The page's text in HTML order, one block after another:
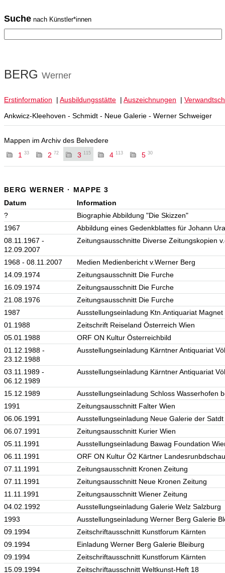
Suche nach Künstler*innen
BERG Werner
Erstinformation | Ausbildungsstätte | Auszeichnungen |
Ankwicz-Kleehoven - Schmidt - Neue Galerie - Werner Schweiger
Mappen im Archiv des Belvedere
1
33 2 72 3 115 4 113 5 30
BERG WERNER · MAPPE 3
Datum
Information
?
Biographie Abbildung "Die Skizzen"
1967
Abbildung eines Gedenkblattes für Johann
08.11.1967 -
12.09.2007
Zeitungsausschnitte Diverse Zeitungskopien
1968 - 08.11.2007
Medien Medienbericht v.Werner Berg
14.09.1974
Zeitungsausschnitt Die Furche
16.09.1974
Zeitungsausschnitt Die Furche
21.08.1976
Zeitungsausschnitt Die Furche
1987
Ausstellungseinladung Ktn.Antiquariat
01.1988
Zeitschrift Reiseland Österreich Wien
05.01.1988
ORF ON Kultur Österreichbild
01.12.1988 -
23.12.1988
Ausstellungseinladung Kärntner Antiquariat
03.11.1989 -
06.12.1989
Ausstellungseinladung Kärntner Antiquariat
15.12.1989
Ausstellungseinladung Schloss Wasserhofen
1991
Zeitungsausschnitt Falter Wien
06.06.1991
Ausstellungseinladung Neue Galerie der Satdt
06.07.1991
Zeitungsausschnitt Kurier Wien
05.11.1991
Ausstellungseinladung Bawag Foundation
06.11.1991
ORF ON Kultur Ö2 Kärtner
07.11.1991
Zeitungsausschnitt Kronen Zeitung
07.11.1991
Zeitungsausschnitt Neue Kronen Zeitung
11.11.1991
Zeitungsausschnitt Wiener Zeitung
04.02.1992
Ausstellungseinladung Galerie Welz Salzburg
1993
Ausstellungseinladung Werner Berg Galerie
09.1994
Zeitschriftausschnitt Kunstforum Kärnten
09.1994
Einladung Werner Berg Galerie Bleiburg
09.1994
Zeitschriftausschnitt Kunstforum Kärnten
15.09.1994
Zeitschriftausschnitt Weltkunst-Heft 18